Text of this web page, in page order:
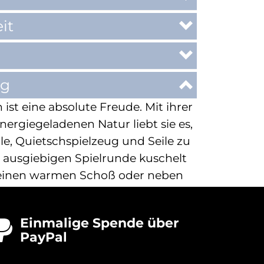
ist eine absolute Freude. Mit ihrer
Natur liebt sie es,
Quietschspielzeug und Seile zu
ausgiebigen Spielrunde kuschelt
warmen Schoß oder neben
Sie lebt in einem Haushalt mit
und es gibt selten Konflikte. Ihre
Art ermöglicht es ihr,
Einmalige Spende über
PayPal